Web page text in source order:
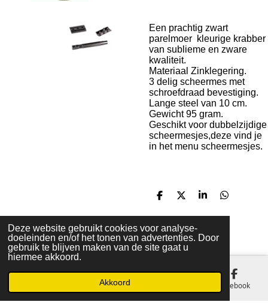
Deze website gebruikt cookies voor analyse-
doeleinden en/of het tonen van advertenties. Door
gebruik te blijven maken van de site gaat u
hiermee akkoord.
Akkoord
Een prachtig zwart
parelmoer kleurige krabber
van sublieme en zware
kwaliteit.
Materiaal Zinklegering.
3 delig scheermes met
schroefdraad bevestiging.
Lange steel van 10 cm.
Gewicht 95 gram.
Geschikt voor dubbelzijdige
scheermesjes,deze vind je
in het menu scheermesjes.
D
l
e
n
D
e
l
S
a
e
D
l
© 2017 - 2026 The Dutch Shaving Shop
Telefoonnummer Facebook